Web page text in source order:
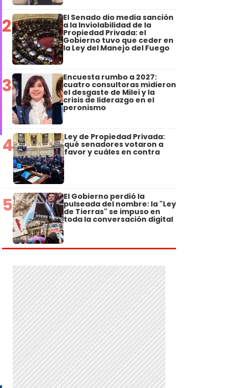
2 El Senado dio media sanción
a la Inviolabilidad de la
Propiedad Privada: el
Gobierno tuvo que ceder en
la Ley del Manejo del Fuego
3 Encuesta rumbo a 2027:
cuatro consultoras midieron
el desgaste de Milei y la
crisis de liderazgo en el
peronismo
4 Ley de Propiedad Privada:
qué senadores votaron a
favor y cuáles en contra
5 El Gobierno perdió la
pulseada del nombre: la "Ley
de Tierras" se impuso en
toda la conversación digital